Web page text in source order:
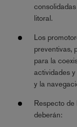
litoral.
Los
preventivas,
para la
actividades
y la
Respecto de
deberán: